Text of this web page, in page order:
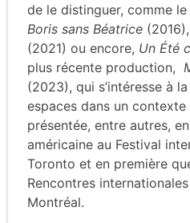
de le distinguer, comme
Boris sans Béatrice (2016),
(2021) ou encore, Un Été
plus récente production,
(2023), qui s’intéresse à
espaces dans un
présentée, entre autres,
américaine au Festival
Toronto et en première
Rencontres
Montréal.